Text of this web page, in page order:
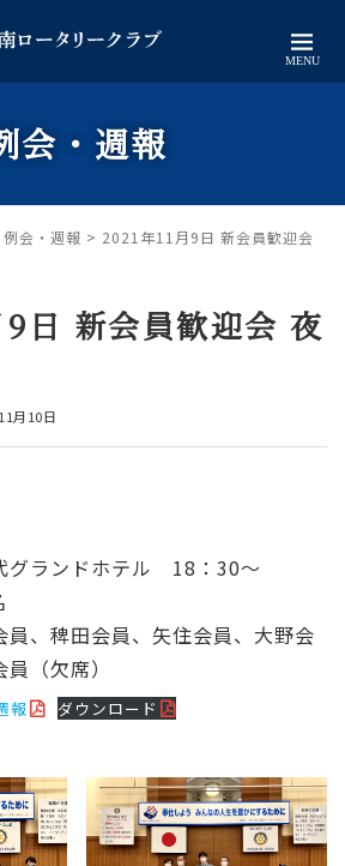
MENU
会・週報
例会・週報 > 2021年11月9日 新会員歓迎会
日 新会員歓迎会 夜
月10日
グランドホテル 18：30～
、稗田会員、矢住会員、大野会
（欠席）
報 ダウンロード